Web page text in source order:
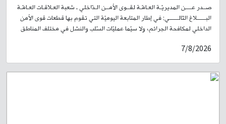
صــدر عــــن المديريّـة العـامّـة لقــوى الأمــن الـدّاخلي ـ شعبة العـلاقـات العـامّـة
البــــــلاغ التّالــــــي: في إطار المتابعة اليوميّة التي تقوم بها قطعات قوى الأمن
الداخلي لمكافحة الجرائم، ولا سيّما عمليّات السّلب والنشل في مختلف المناطق
نشل في مناطق جبل لبنان، وقد تداولت مواقع التواصل الاجتماعي فيديو يوثّق
تنفيذه عملية نشل في محلّة زوق مصبح. على أثر ذلك، باشرت القطعات
المختصّة في الشّعبة إجراءاتها الميدانيّة والاستعلاميّة لتحديد المشتبه به
وتوقيفه. وبنتيجة الاستقصاءات والتّحريّات المكثّفة، توصّلت الشّعبة إلى تحديد
7/8/2026